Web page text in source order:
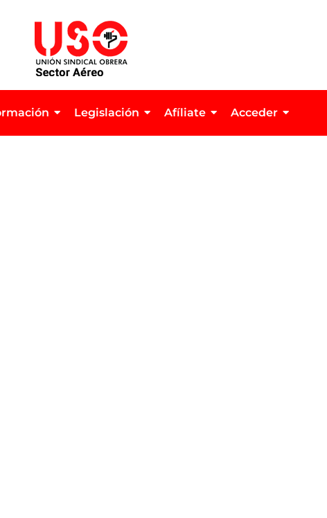
Legislación Afíliate Acceder